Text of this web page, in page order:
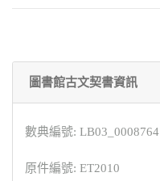
圖書館古文契書資訊
數典編號: LB03_0008764
原件編號: ET2010